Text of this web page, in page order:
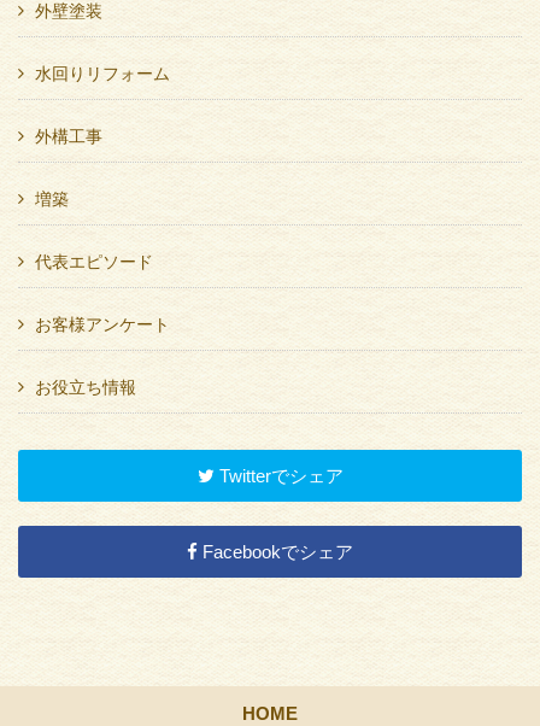
外壁塗装
水回りリフォーム
外構工事
増築
代表エピソード
お客様アンケート
お役立ち情報
Twitterでシェア
Facebookでシェア
HOME